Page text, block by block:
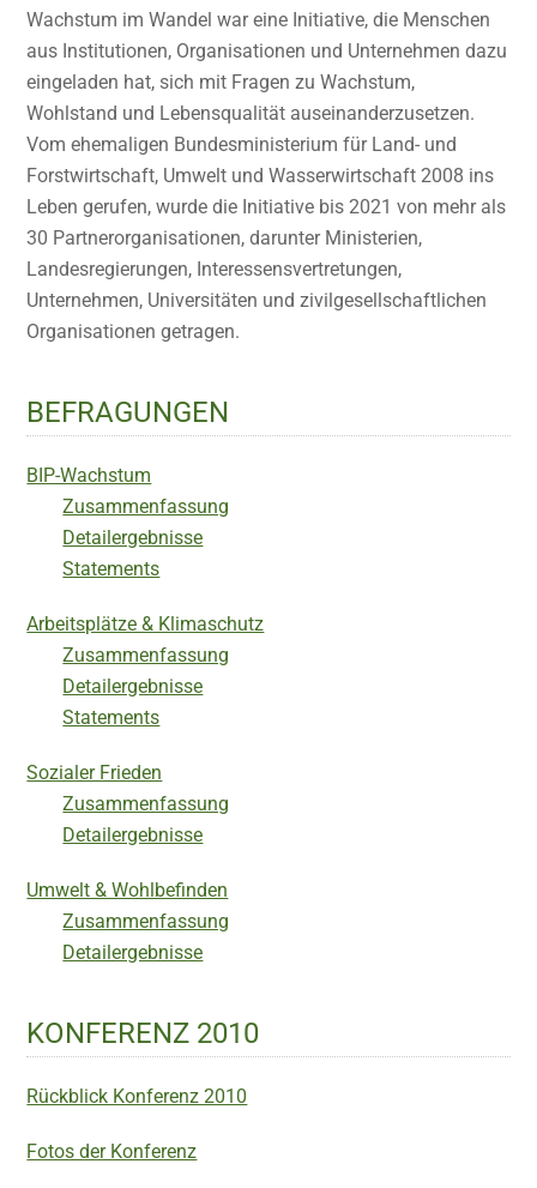
Wachstum im Wandel war eine Initiative, die Menschen
aus Institutionen, Organisationen und Unternehmen dazu
eingeladen hat, sich mit Fragen zu Wachstum,
Wohlstand und Lebensqualität auseinanderzusetzen.
Vom ehemaligen Bundesministerium für Land- und
Forstwirtschaft, Umwelt und Wasserwirtschaft 2008 ins
Leben gerufen, wurde die Initiative bis 2021 von mehr als
30 Partnerorganisationen, darunter Ministerien,
Landesregierungen, Interessensvertretungen,
Unternehmen, Universitäten und zivilgesellschaftlichen
Organisationen getragen.
BEFRAGUNGEN
BIP-Wachstum
Zusammenfassung
Detailergebnisse
Statements
Arbeitsplätze & Klimaschutz
Zusammenfassung
Detailergebnisse
Statements
Sozialer Frieden
Zusammenfassung
Detailergebnisse
Umwelt & Wohlbefinden
Zusammenfassung
Detailergebnisse
KONFERENZ 2010
Rückblick Konferenz 2010
Fotos der Konferenz